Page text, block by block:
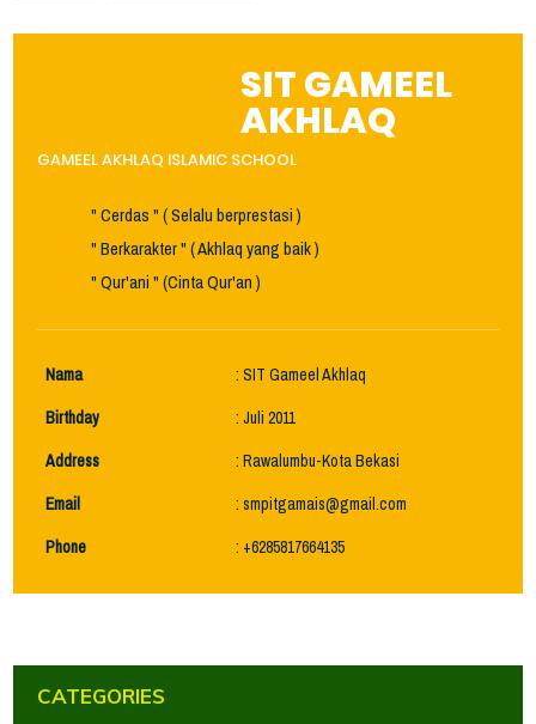
SIT GAMEEL
AKHLAQ
GAMEEL AKHLAQ ISLAMIC SCHOOL
" Cerdas " ( Selalu berprestasi )
" Berkarakter " ( Akhlaq yang baik )
" Qur'ani " (Cinta Qur'an )
Nama
: SIT Gameel Akhlaq
Birthday
: Juli 2011
Address
: Rawalumbu-Kota Bekasi
Email
:smpitgamais@gmail.com
Phone
: +6285817664135
CATEGORIES